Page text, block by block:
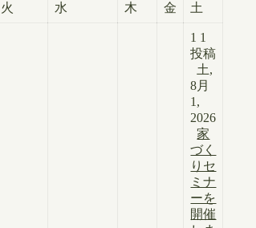
火 水 木 金 土
1 1
投稿
土,
8月
1,
2026
家
づく
りセ
ミナ
ーを
開催